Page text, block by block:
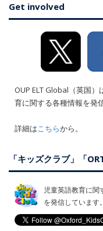
Get involved
OUP ELT Global（英国
育に関する各種情報を発
詳細はこちらから。
「キッズクラブ」「
児童英語教育に関
を発信しています。